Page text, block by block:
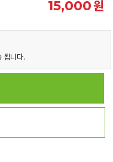
15,000원
됩니다.